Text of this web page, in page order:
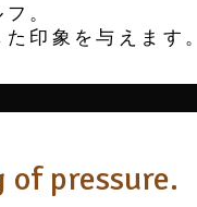
。
印象を与えます。
of pressure.